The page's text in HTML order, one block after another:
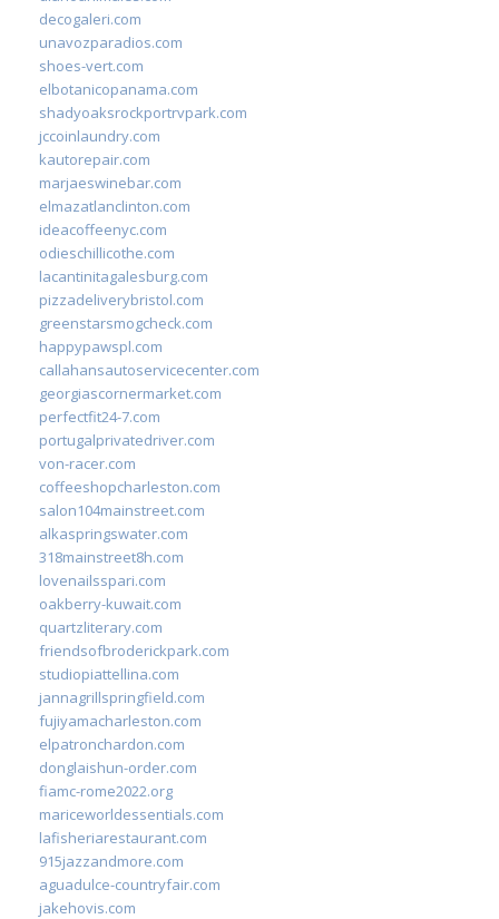
decogaleri.com
unavozparadios.com
shoes-vert.com
elbotanicopanama.com
shadyoaksrockportrvpark.com
jccoinlaundry.com
kautorepair.com
marjaeswinebar.com
elmazatlanclinton.com
ideacoffeenyc.com
odieschillicothe.com
lacantinitagalesburg.com
pizzadeliverybristol.com
greenstarsmogcheck.com
happypawspl.com
callahansautoservicecenter.com
georgiascornermarket.com
perfectfit24-7.com
portugalprivatedriver.com
von-racer.com
coffeeshopcharleston.com
salon104mainstreet.com
alkaspringswater.com
318mainstreet8h.com
lovenailsspari.com
oakberry-kuwait.com
quartzliterary.com
friendsofbroderickpark.com
studiopiattellina.com
jannagrillspringfield.com
fujiyamacharleston.com
elpatronchardon.com
donglaishun-order.com
fiamc-rome2022.org
mariceworldessentials.com
lafisheriarestaurant.com
915jazzandmore.com
aguadulce-countryfair.com
jakehovis.com